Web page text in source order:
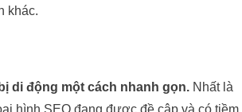
khác.
di động một cách nhanh gọn. Nhất là
hình SEO đang được đề cập và có tiềm